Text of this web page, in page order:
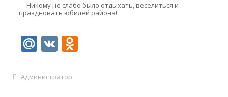
Никому не слабо было отдыхать, веселиться и
праздновать юбилей района!
Mail.Ru
VKOdnoklassniki
Администратор